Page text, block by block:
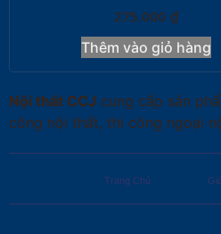
275.000 ₫
Thêm vào giỏ hàng
Nội thất CCJ cung cấp sản
công nội thất, thi công ngoại
Trang Chủ